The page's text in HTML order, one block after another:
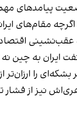
پیامدهای
مقام‌های
عقب‌نشینی
ایران به چین نه
را
نیز از فشار